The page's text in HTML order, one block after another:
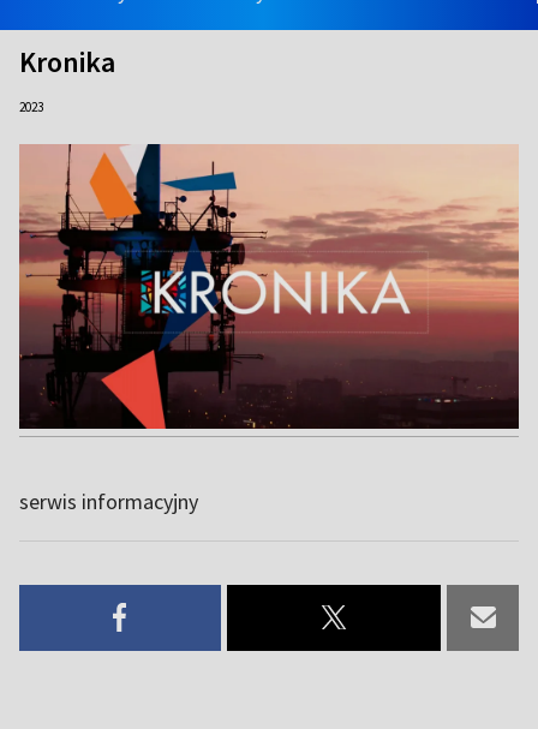
Kronika
2023
serwis informacyjny